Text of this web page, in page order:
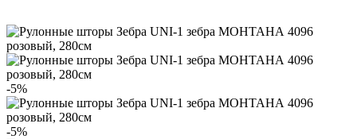
-5%
-5%